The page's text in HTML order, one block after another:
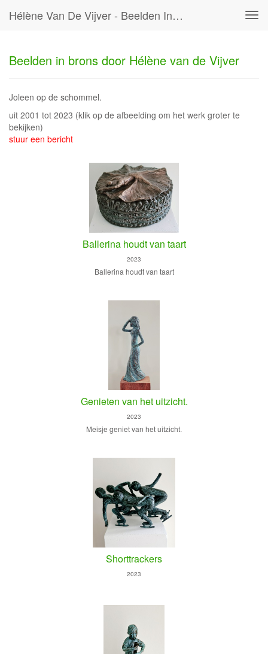
Hélène Van De Vijver - Beelden In Brons Door Hélène Van De Vijver
Beelden in brons door Hélène van de Vijver
Joleen op de schommel.
uit 2001 tot 2023 (klik op de afbeelding om het werk groter te
bekijken)
stuur een bericht
Ballerina houdt van taart
2023
Ballerina houdt van taart
Genieten van het uitzicht.
2023
Meisje geniet van het uitzicht.
Shorttrackers
2023